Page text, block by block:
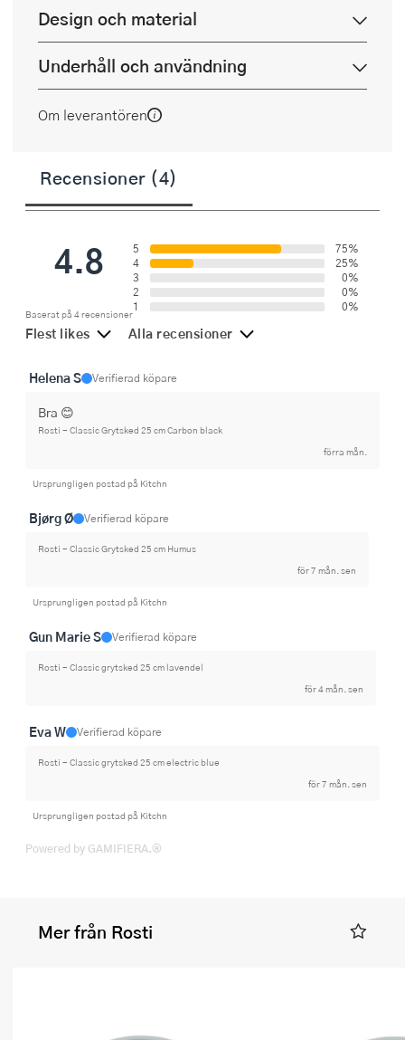
Design och material
Underhåll och användning
Om leverantören
Recensioner (4)
4.8
Baserat på 4 recensioner
5
75%
4
25%
3
0%
2
0%
1
0%
Flest likes Alla recensioner
Helena S Verifierad köpare
Bra 😊
Rosti - Classic Grytsked 25 cm Carbon black
förra mån.
Ursprungligen postad på Kitchn
Bjørg Ø Verifierad köpare
Rosti - Classic Grytsked 25 cm Humus
för 7 mån. sen
Ursprungligen postad på Kitchn
Gun Marie S Verifierad köpare
Rosti - Classic grytsked 25 cm lavendel
för 4 mån. sen
Eva W Verifierad köpare
Rosti - Classic grytsked 25 cm electric blue
för 7 mån. sen
Ursprungligen postad på Kitchn
Powered by GAMIFIERA.®
Mer från Rosti